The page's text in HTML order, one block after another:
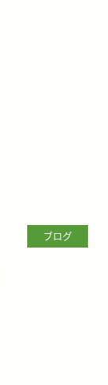
ブログ